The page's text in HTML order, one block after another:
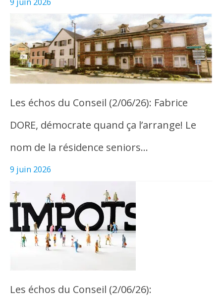
Les échos du Conseil (2/06/26): Fabrice
DORE, démocrate quand ça l’arrange! Le
nom de la résidence seniors…
9 juin 2026
Les échos du Conseil (2/06/26):